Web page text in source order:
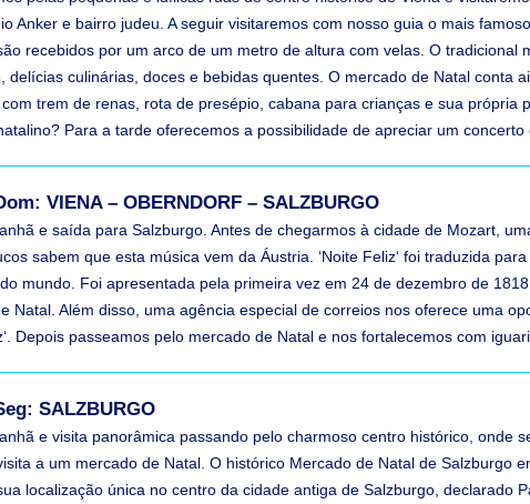
Anker e bairro judeu. A seguir visitaremos com nosso guia o mais
recebidos por um arco de um metro de altura com velas. O
delícias culinárias, doces e bebidas quentes. O mercado de Natal
trem de renas, rota de presépio, cabana para crianças e sua
Para a tarde oferecemos a possibilidade de apreciar um concerto
VIENA – OBERNDORF – SALZBURGO
e saída para Salzburgo. Antes de chegarmos à cidade de Mozart,
sabem que esta música vem da Áustria. ‘Noite Feliz‘ foi traduzida
mundo. Foi apresentada pela primeira vez em 24 de dezembro de
Natal. Além disso, uma agência especial de correios nos oferece uma
Depois passeamos pelo mercado de Natal e nos fortalecemos com
SALZBURGO
e visita panorâmica passando pelo charmoso centro histórico, onde
a um mercado de Natal. O histórico Mercado de Natal de Salzburgo
localização única no centro da cidade antiga de Salzburgo,